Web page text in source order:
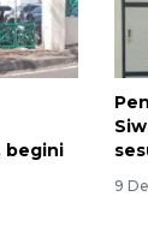
begini
9